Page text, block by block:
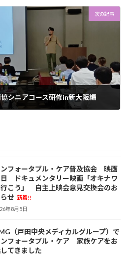
次の記事
ニアコース研修in新大阪編
フォータブル・ケア普及協会 映画
ドキュメンタリー映画「オキナワ
こう」 自主上映会意見交換会のお
せ 新着!!
年8月5日
（戸田中央メディカルグループ）で
フォータブル・ケア 家族ケアをお
てきました